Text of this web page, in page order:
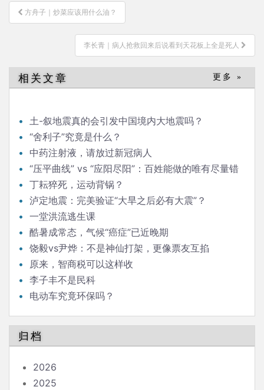
文
章
方舟子｜炒菜应该用什么油？
李长青｜病人抢救回来后说看到天花板上全是死人
相关文章 更多 »
土-叙地震真的会引发中国境内大地震吗？
“舍利子”究竟是什么？
中药注射液，请放过新冠病人
“压平曲线” vs “应阳尽阳”：百姓能做的唯有尽量错
峰感染
丁耘猝死，运动背锅？
泸定地震：完美验证“大旱之后必有大震”？
一堂洪流逃生课
酷暑成常态，气候“癌症”已近晚期
饶毅vs尹烨：不是神仙打架，更像票友互掐
原来，智商税可以这样收
李子丰不是民科
电动车究竟环保吗？
归档
2026
2025